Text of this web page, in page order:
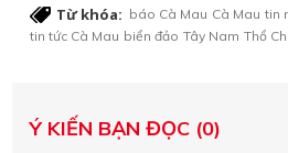
Từ khóa: báo Cà Mau Cà Mau tin
tin tức Cà Mau biển đảo Tây Nam Thổ
Ý KIẾN BẠN ĐỌC (0)